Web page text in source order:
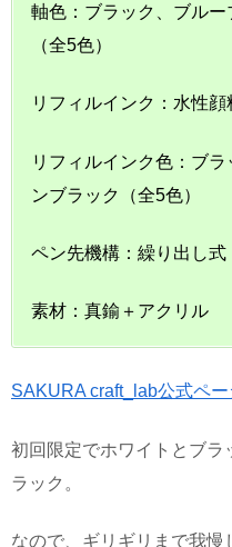
軸色：ブラック、ブル
（全5色）
リフィルインク：水性顔
リフィルインク色：ブ
ンブラック（全5色）
ペン先機構：繰り出し式
素材：真鍮＋アクリル
SAKURA craft_lab公式ペー
初回限定でホワイトとブ
ラック。
なので、ギリギリまで我慢